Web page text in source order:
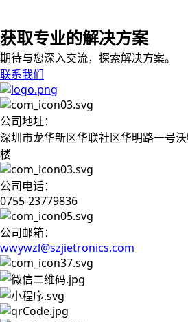
获取专业的解决方案
期待与您深入交流，探索解决方案。
联系我们
公司地址：
深圳市龙华新区华联社区华明路一号
楼
公司电话：
0755-23779836
公司邮箱：
wwywzl@szjietronics.com